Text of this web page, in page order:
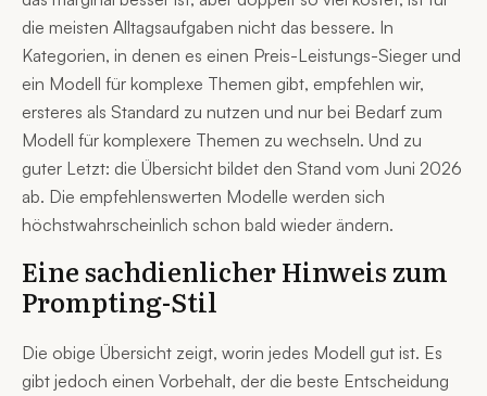
die meisten Alltagsaufgaben nicht das bessere. In
Kategorien, in denen es einen Preis-Leistungs-Sieger und
ein Modell für komplexe Themen gibt, empfehlen wir,
ersteres als Standard zu nutzen und nur bei Bedarf zum
Modell für komplexere Themen zu wechseln. Und zu
guter Letzt: die Übersicht bildet den Stand vom Juni 2026
ab. Die empfehlenswerten Modelle werden sich
höchstwahrscheinlich schon bald wieder ändern.
Eine sachdienlicher Hinweis zum
Prompting-Stil
Die obige Übersicht zeigt, worin jedes Modell gut ist. Es
gibt jedoch einen Vorbehalt, der die beste Entscheidung